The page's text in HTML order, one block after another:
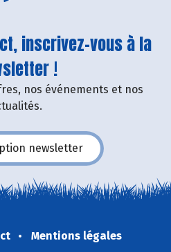
inscrivez-vous à la
!
nos événements et nos
newsletter
Mentions légales